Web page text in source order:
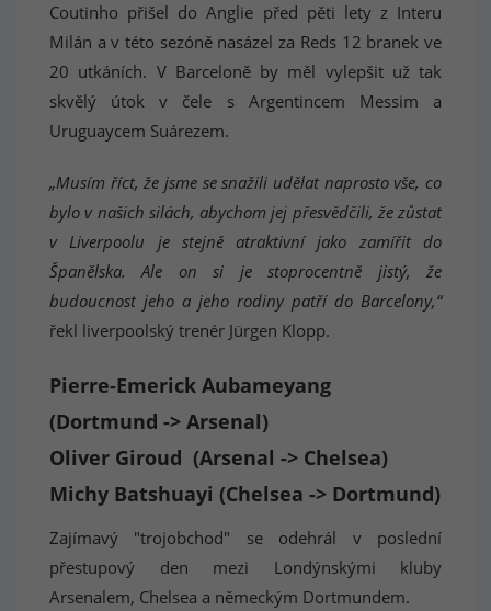
Coutinho přišel do Anglie před pěti lety z Interu
Milán a v této sezóně nasázel za Reds 12 branek ve
20 utkáních. V Barceloně by měl vylepšit už tak
skvělý útok v čele s Argentincem Messim a
Uruguaycem Suárezem.
„Musím říct, že jsme se snažili udělat naprosto vše, co
bylo v našich silách, abychom jej přesvědčili, že zůstat
v Liverpoolu je stejně atraktivní jako zamířit do
Španělska. Ale on si je stoprocentně jistý, že
budoucnost jeho a jeho rodiny patří do Barcelony,“
řekl liverpoolský trenér Jürgen Klopp.
Pierre-Emerick Aubameyang
(Dortmund -> Arsenal)
Oliver Giroud (Arsenal -> Chelsea)
Michy Batshuayi (Chelsea -> Dortmund)
Zajímavý "trojobchod" se odehrál v poslední
přestupový den mezi Londýnskými kluby
Arsenalem, Chelsea a německým Dortmundem.